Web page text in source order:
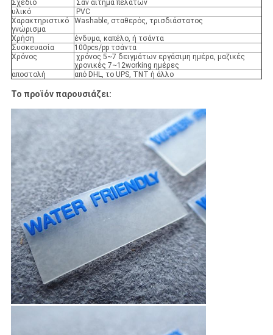
Σχέδιο
Σαν αίτημα πελατών
υλικό
PVC
Χαρακτηριστικό
γνώρισμα
Washable, σταθερός, τρισδιάστατος
Χρήση
ένδυμα, καπέλο, ή τσάντα
Συσκευασία
100pcs/pp τσάντα
Χρόνος
χρόνος 5~7 δειγμάτων εργάσιμη ημέρα, μαζικές
χρονικές 7~12working ημέρες
αποστολή
από DHL, το UPS, TNT ή άλλο
Το προϊόν παρουσιάζει: